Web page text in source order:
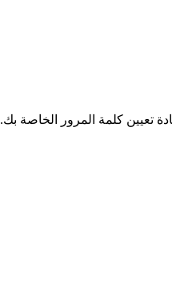
تعيين كلمة المرور الخاصة بك.